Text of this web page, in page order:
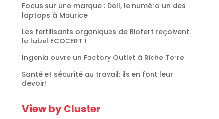
Focus sur une marque : Dell, le numéro un des
laptops à Maurice
Les fertilisants organiques de Biofert reçoivent
le label ECOCERT !
Ingenia ouvre un Factory Outlet à Riche Terre
Santé et sécurité au travail: ils en font leur
devoir!
View by Cluster